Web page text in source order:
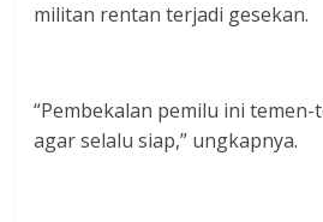
militan rentan terjadi gesekan.
“Pembekalan pemilu ini
agar selalu siap,” ungkapnya.